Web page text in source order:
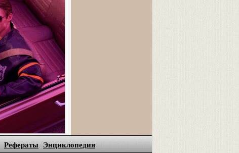
Рефераты Энциклопедия